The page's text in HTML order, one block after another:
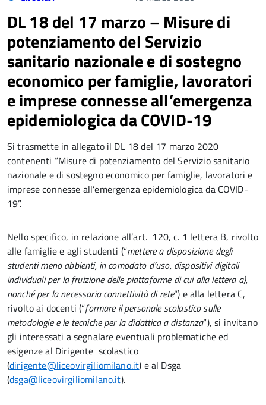
DL 18 del 17 marzo – Misure di
potenziamento del Servizio
sanitario nazionale e di sostegno
economico per famiglie, lavoratori
e imprese connesse all’emergenza
epidemiologica da COVID-19
Si trasmette in allegato il DL 18 del 17 marzo 2020
contenenti “Misure di potenziamento del Servizio sanitario
nazionale e di sostegno economico per famiglie, lavoratori e
imprese connesse all’emergenza epidemiologica da COVID-
19”.
Nello specifico, in relazione all’art. 120, c. 1 lettera B, rivolto
alle famiglie e agli studenti (“mettere a disposizione degli
studenti meno abbienti, in comodato d’uso, dispositivi digitali
individuali per la fruizione delle piattaforme di cui alla lettera a),
nonché per la necessaria connettività di rete“) e alla lettera C,
rivolto ai docenti (“formare il personale scolastico sulle
metodologie e le tecniche per la didattica a distanza“), si invitano
gli interessati a segnalare eventuali problematiche ed
esigenze al Dirigente scolastico
(dirigente@liceovirgiliomilano.it) e al Dsga
(dsga@liceovirgiliomilano.it).